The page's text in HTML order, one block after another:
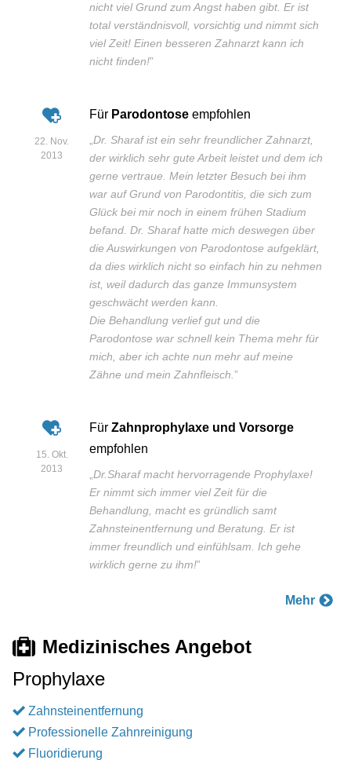
nicht viel Grund zum Angst haben gibt. Er ist
total verständnisvoll, vorsichtig und nimmt sich
viel Zeit! Einen besseren Zahnarzt kann ich
nicht finden!”
22. Nov.
2013
Für Parodontose empfohlen
Dr. Sharaf ist ein sehr freundlicher Zahnarzt,
der wirklich sehr gute Arbeit leistet und dem ich
gerne vertraue. Mein letzter Besuch bei ihm
war auf Grund von Parodontitis, die sich zum
Glück bei mir noch in einem frühen Stadium
befand. Dr. Sharaf hatte mich deswegen über
die Auswirkungen von Parodontose aufgeklärt,
da dies wirklich nicht so einfach hin zu nehmen
ist, weil dadurch das ganze Immunsystem
geschwächt werden kann.
Die Behandlung verlief gut und die
Parodontose war schnell kein Thema mehr für
mich, aber ich achte nun mehr auf meine
Zähne und mein Zahnfleisch. ”
15. Okt.
2013
Für Zahnprophylaxe und Vorsorge
empfohlen
Dr.Sharaf macht hervorragende Prophylaxe!
Er nimmt sich immer viel Zeit für die
Behandlung, macht es gründlich samt
Zahnsteinentfernung und Beratung. Er ist
immer freundlich und einfühlsam. Ich gehe
wirklich gerne zu ihm!”
Mehr
Medizinisches Angebot
Prophylaxe
Zahnsteinentfernung
Professionelle Zahnreinigung
Fluoridierung